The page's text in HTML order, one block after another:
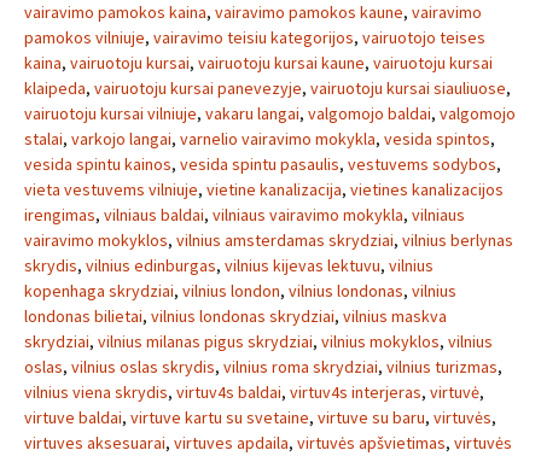
vairavimo pamokos kaina, vairavimo pamokos kaune, vairavimo
pamokos vilniuje, vairavimo teisiu kategorijos, vairuotojo teises
kaina, vairuotoju kursai, vairuotoju kursai kaune, vairuotoju kursai
klaipeda, vairuotoju kursai panevezyje, vairuotoju kursai siauliuose,
vairuotoju kursai vilniuje, vakaru langai, valgomojo baldai, valgomojo
stalai, varkojo langai, varnelio vairavimo mokykla, vesida spintos,
vesida spintu kainos, vesida spintu pasaulis, vestuvems sodybos,
vieta vestuvems vilniuje, vietine kanalizacija, vietines kanalizacijos
irengimas, vilniaus baldai, vilniaus vairavimo mokykla, vilniaus
vairavimo mokyklos, vilnius amsterdamas skrydziai, vilnius berlynas
skrydis, vilnius edinburgas, vilnius kijevas lektuvu, vilnius
kopenhaga skrydziai, vilnius london, vilnius londonas, vilnius
londonas bilietai, vilnius londonas skrydziai, vilnius maskva
skrydziai, vilnius milanas pigus skrydziai, vilnius mokyklos, vilnius
oslas, vilnius oslas skrydis, vilnius roma skrydziai, vilnius turizmas,
vilnius viena skrydis, virtuv4s baldai, virtuv4s interjeras, virtuvė,
virtuve baldai, virtuve kartu su svetaine, virtuve su baru, virtuvės,
virtuves aksesuarai, virtuves apdaila, virtuvės apšvietimas, virtuvės